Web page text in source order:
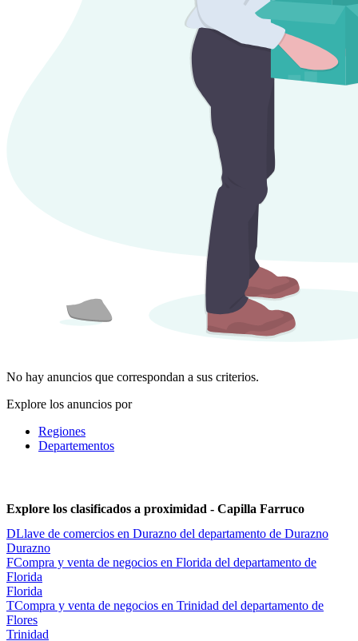
No hay anuncios que correspondan a sus criterios.
Explore los anuncios por
Regiones
Departementos
Explore los clasificados a proximidad - Capilla Farruco
DLlave de comercios en Durazno del departamento de Durazno
Durazno
FCompra y venta de negocios en Florida del departamento de
Florida
Florida
TCompra y venta de negocios en Trinidad del departamento de
Flores
Trinidad